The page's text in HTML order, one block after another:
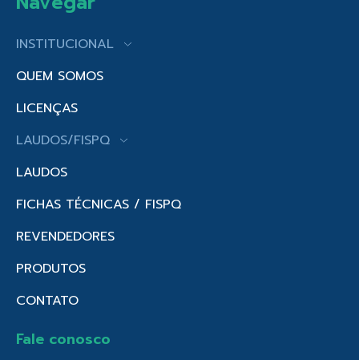
INSTITUCIONAL
QUEM SOMOS
LICENÇAS
LAUDOS/FISPQ
LAUDOS
FICHAS TÉCNICAS / FISPQ
REVENDEDORES
PRODUTOS
CONTATO
Fale conosco